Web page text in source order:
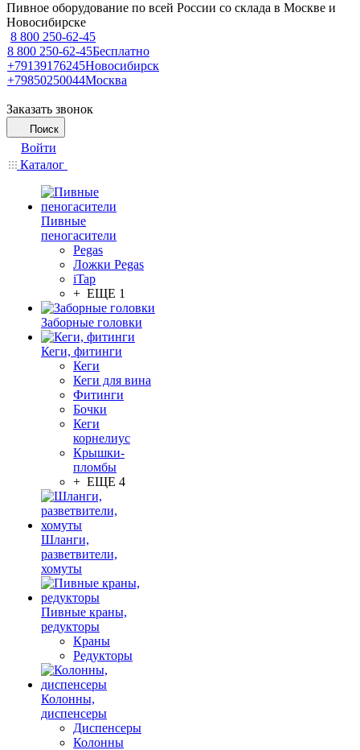
Пивное оборудование по всей России со склада в Москве и
Новосибирске
8 800 250-62-45
8 800 250-62-45Бесплатно
+79139176245Новосибирск
+79850250044Москва
Заказать звонок
Поиск
Войти
Каталог
Пивные
пеногасители
Pegas
Ложки Pegas
iTap
+ ЕЩЕ 1
Заборные головки
Кеги, фитинги
Кеги
Кеги для вина
Фитинги
Бочки
Кеги
корнелиус
Крышки-
пломбы
+ ЕЩЕ 4
Шланги,
разветвители,
хомуты
Пивные краны,
редукторы
Краны
Редукторы
Колонны,
диспенсеры
Диспенсеры
Колонны